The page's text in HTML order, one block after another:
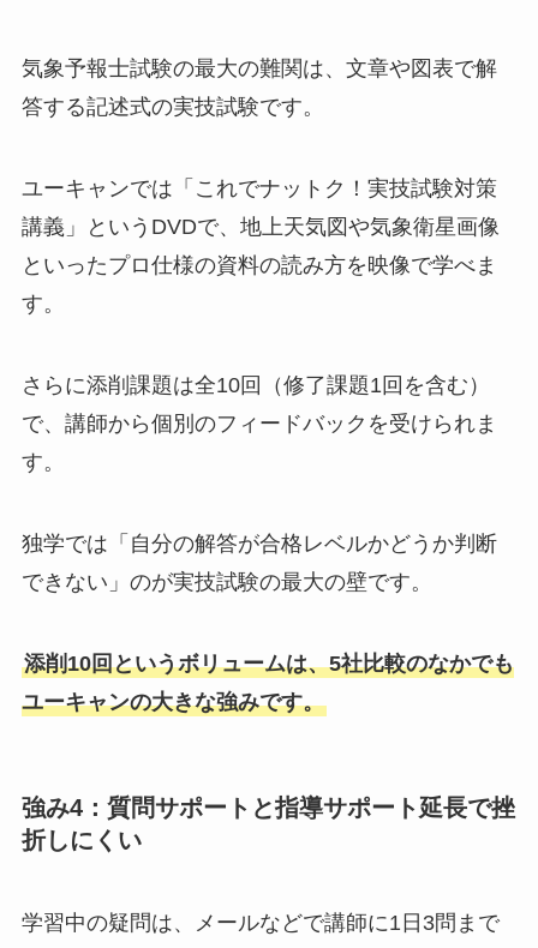
気象予報士試験の最大の難関は、文章や図表で解
答する記述式の実技試験です。
ユーキャンでは「これでナットク！実技試験対策
講義」というDVDで、地上天気図や気象衛星画像
といったプロ仕様の資料の読み方を映像で学べま
す。
さらに添削課題は全10回（修了課題1回を含む）
で、講師から個別のフィードバックを受けられま
す。
独学では「自分の解答が合格レベルかどうか判断
できない」のが実技試験の最大の壁です。
添削10回というボリュームは、5社比較のなかでも
ユーキャンの大きな強みです。
強み4：質問サポートと指導サポート延長で挫
折しにくい
学習中の疑問は、メールなどで講師に1日3問まで